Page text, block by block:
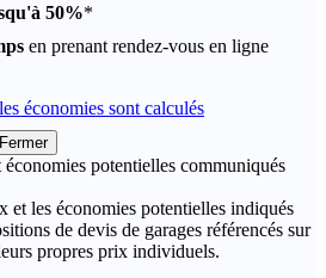
50%*
en prenant rendez-vous en ligne
économies sont calculés
Fermer
potentielles communiqués
et les économies potentielles indiqués
de devis de garages référencés sur
propres prix individuels.